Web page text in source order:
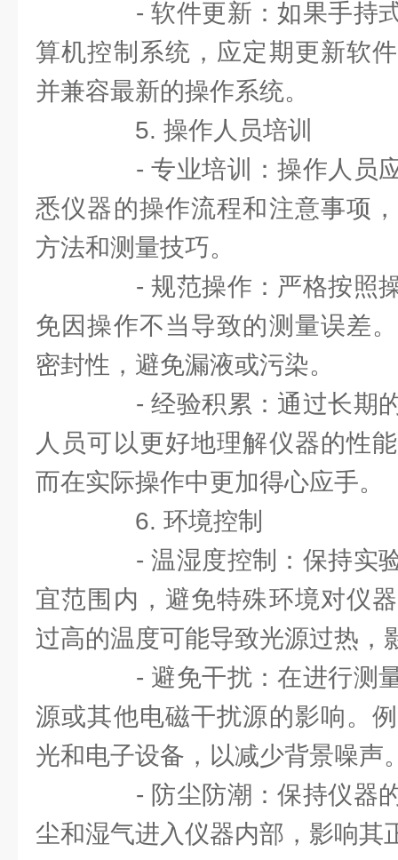
- 软件更新：如果手持式
算机控制系统，应定期更新软
并兼容最新的操作系统。
5. 操作人员培训
- 专业培训：操作人员应
悉仪器的操作流程和注意事项
方法和测量技巧。
- 规范操作：严格按照操
免因操作不当导致的测量误差
密封性，避免漏液或污染。
- 经验积累：通过长期的
人员可以更好地理解仪器的性
而在实际操作中更加得心应手。
6. 环境控制
- 温湿度控制：保持实验
宜范围内，避免特殊环境对仪
过高的温度可能导致光源过热，
- 避免干扰：在进行测量
源或其他电磁干扰源的影响。
光和电子设备，以减少背景噪声
- 防尘防潮：保持仪器的
尘和湿气进入仪器内部，影响其